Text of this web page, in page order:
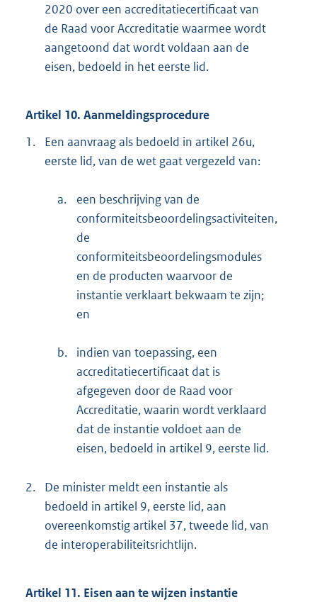
2020 over een accreditatiecertificaat van
de Raad voor Accreditatie waarmee wordt
aangetoond dat wordt voldaan aan de
eisen, bedoeld in het eerste lid.
Artikel 10. Aanmeldingsprocedure
1.
Een aanvraag als bedoeld in artikel 26u,
eerste lid, van de wet gaat vergezeld van:
a.
een beschrijving van de
conformiteitsbeoordelingsactiviteiten,
de
conformiteitsbeoordelingsmodules
en de producten waarvoor de
instantie verklaart bekwaam te zijn;
en
b.
indien van toepassing, een
accreditatiecertificaat dat is
afgegeven door de Raad voor
Accreditatie, waarin wordt verklaard
dat de instantie voldoet aan de
eisen, bedoeld in artikel 9, eerste lid.
2.
De minister meldt een instantie als
bedoeld in artikel 9, eerste lid, aan
overeenkomstig artikel 37, tweede lid, van
de interoperabiliteitsrichtlijn.
Artikel 11. Eisen aan te wijzen instantie